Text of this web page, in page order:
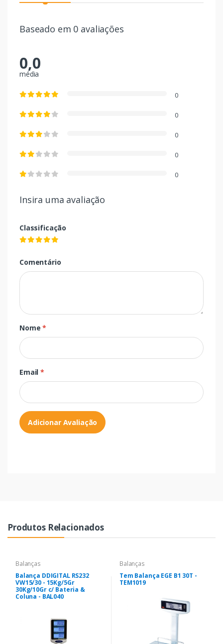
Baseado em 0 avaliações
0,0
média
0
0
0
0
0
Insira uma avaliação
Classificação
Comentário
Nome*
Email*
Adicionar Avaliação
Produtos Relacionados
Balanças
Balança DDIGITAL RS232
VW15/30 - 15Kg/5Gr
30Kg/10Gr c/ Bateria &
Coluna - BAL040
Balanças
Tem Balança EGE B1 30T -
TEM1019